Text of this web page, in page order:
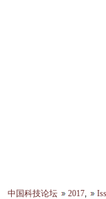
中国科技论坛 2017,